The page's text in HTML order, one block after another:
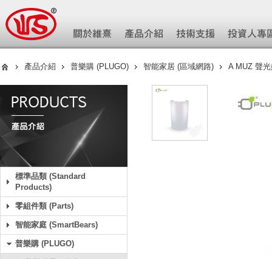
產品介紹 普樂購 (PLUGO) 智能家居 (區域網路) A MUZ 聲
標準品類 (Standard
Products)
零組件類 (Parts)
智能家庭 (SmartBears)
普樂購 (PLUGO)